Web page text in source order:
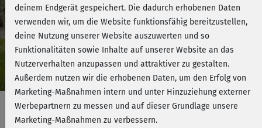
Play
Video
deinem Endgerät gespeichert. Die dadurch erhobenen Daten
verwenden wir, um die Website funktionsfähig bereitzustellen,
deine Nutzung unserer Website auszuwerten und so
Funktionalitäten sowie Inhalte auf unserer Website an das
Nutzerverhalten anzupassen und attraktiver zu gestalten.
Außerdem nutzen wir die erhobenen Daten, um den Erfolg von
Marketing-Maßnahmen intern und unter Hinzuziehung externer
Werbepartnern zu messen und auf dieser Grundlage unsere
Marketing-Maßnahmen zu verbessern.